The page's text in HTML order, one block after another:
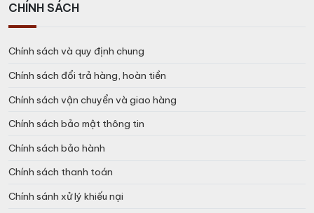
CHÍNH SÁCH
Chính sách và quy định chung
Chính sách đổi trả hàng, hoàn tiền
Chính sách vận chuyển và giao hàng
Chính sách bảo mật thông tin
Chính sách bảo hành
Chính sách thanh toán
Chính sánh xử lý khiếu nại